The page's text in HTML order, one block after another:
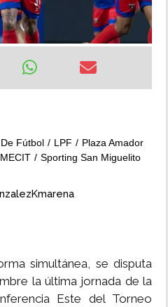
Fútbol LPF
Plaza Amador
Sporting San Miguelito
simultánea, se disputa
la última jornada de la
Este del Torneo